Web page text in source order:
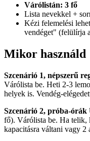
Várólistán: 3 fő
Lista nevekkel +
Kézi felemelési
vendéget" (felülírja
Mikor használd
Szcenárió 1, népszerű
Várólista be. Heti 2-3
helyek is. Vendég-
Szcenárió 2, próba-órák
fő). Várólista be. Ha telik,
kapacitásra váltani vagy 2